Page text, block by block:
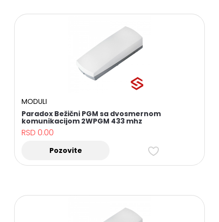
MODULI
Paradox Bežični PGM sa dvosmernom
komunikacijom 2WPGM 433 mhz
RSD0.00
Pozovite